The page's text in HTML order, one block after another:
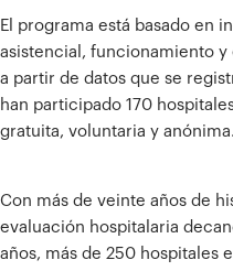
El programa está basado en
asistencial, funcionamiento
a partir de datos que se
han participado 170
gratuita, voluntaria y anónima.
Con más de veinte años de
evaluación hospitalaria
años, más de 250 hospitales